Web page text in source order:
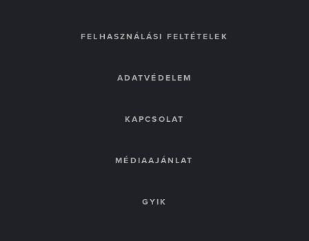
FELHASZNÁLÁSI FELTÉTELEK
ADATVÉDELEM
KAPCSOLAT
MÉDIAAJÁNLAT
GYIK